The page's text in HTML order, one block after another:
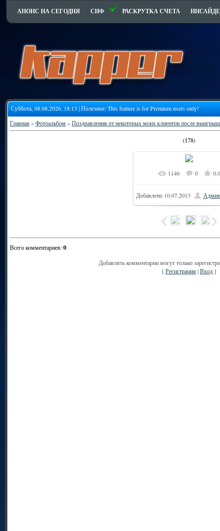
АНОНС НА СЕГОДНЯ СИФ РАСКРУТКА СЧЕТА
Суббота, 08.08.2026, 18:13 | Полезное:This feature is for Premium users only!
Главная»Фотоальбом»Поздравления от некоторых моих клиентов после
(178)
В реальном размере
116.7Kb
1146 0 0.0
Добавлено 10.07.2013
Всего комментариев:0
Добавлять комментарии могут только
[Регистрация|Вход]